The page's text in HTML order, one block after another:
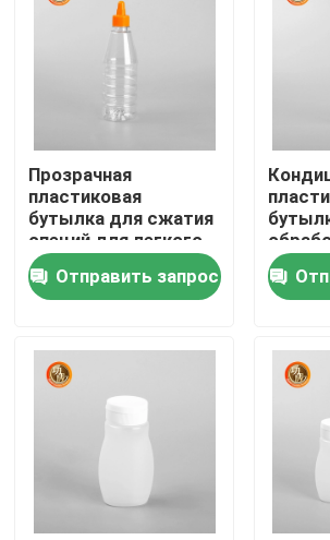
Продукция
Ролики
VR - шоу
Наша фабрика
Прозрачная
пластиковая
бутылка для сжатия
специй для легкого
заполнения
Отправить запрос